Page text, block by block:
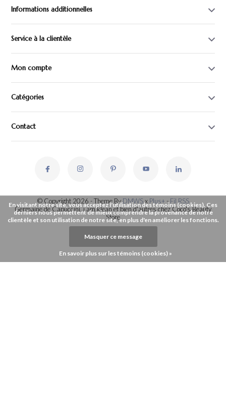
Informations additionnelles
Service à la clientèle
Mon compte
Catégories
Contact
© Copyright 2026 - Theme ByDMWSx Plus+-Fil RSS
Germaine de Capuccini, i.am.klean et bien d'autres chez Coco's Beauty
Store
En visitant notre site, vous acceptez l'utilisation des témoins (cookies). Ces
derniers nous permettent de mieux comprendre la provenance de notre
clientèle et son utilisation de notre site, en plus d'en améliorer les fonctions.
Masquer ce message
En savoir plus sur les témoins (cookies) »